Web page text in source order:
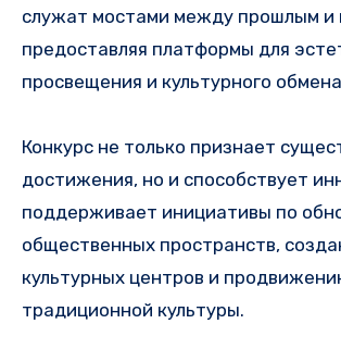
служат мостами между прошлым и
предоставляя платформы для
просвещения и культурного
Конкурс не только признает
достижения, но и способствует
поддерживает инициативы по
общественных пространств,
культурных центров и
традиционной культуры.